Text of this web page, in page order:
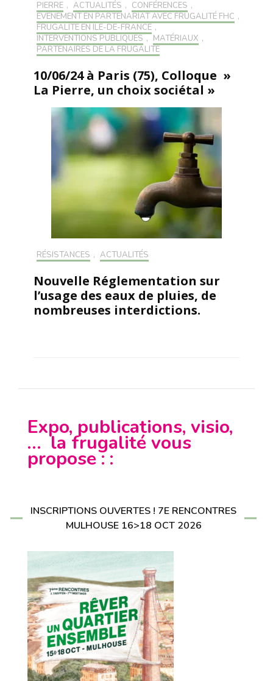
PIERRE , ACTUALITÉS , CONFÉRENCES ,
EVÉNEMENT EN PARTENARIAT AVEC FRUGALITÉ FHC ,
FRUGALITÉ EN ILE-DE-FRANCE ,
INTERVENTIONS PUBLIQUES , MATÉRIAUX ,
PARTENAIRES DE LA FRUGALITÉ
10/06/24 à Paris (75), Colloque »
La Pierre, un choix sociétal »
RÉSISTANCES , ACTUALITÉS
Nouvelle Réglementation sur
l’usage des eaux de pluies, de
nombreuses interdictions.
Expo, publications, visio,
… la frugalité vous
propose : :
INSCRIPTIONS OUVERTES ! 7E RENCONTRES
MULHOUSE 16>18 OCT 2026